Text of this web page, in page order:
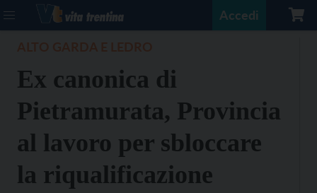
Accedi
Ex canonica di
Pietramurata, Provincia
al lavoro per sbloccare
la riqualificazione